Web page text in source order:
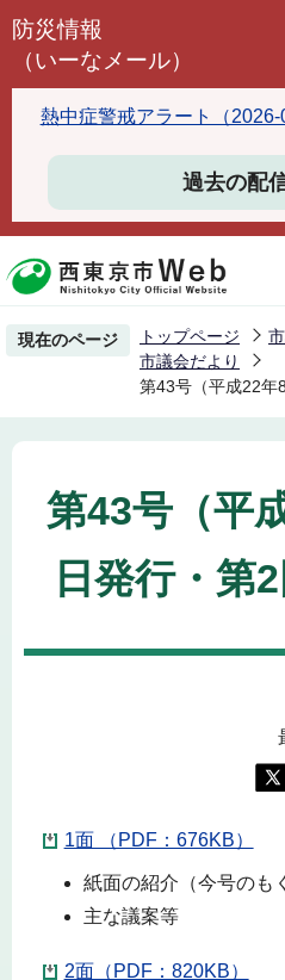
こ
頭
で
防災情報
（いーなメール）
熱中症警戒アラート（2026-
過去の配
現在のページ トップページ
市議会だより
第43号（平成22年
第43号（平
日発行・第2
1面 （PDF：676KB）
紙面の紹介（今号のも
主な議案等
2面（PDF：820KB）